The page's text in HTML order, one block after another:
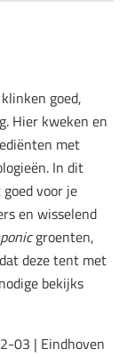
goed,
Hier kweken en
met
In dit
voor je
en wisselend
groenten,
deze tent met
bekijks
03 | Eindhoven